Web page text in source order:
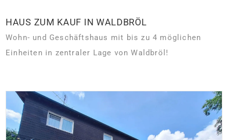
HAUS ZUM KAUF IN WALDBRÖL
Wohn- und Geschäftshaus mit bis zu 4 möglichen
Einheiten in zentraler Lage von Waldbröl!